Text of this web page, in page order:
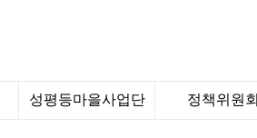
성평등마을사업단 정책위원회